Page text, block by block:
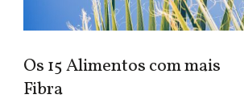
Os 15 Alimentos com mais
Fibra